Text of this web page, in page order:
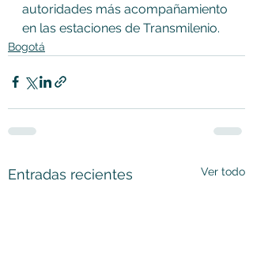
autoridades más acompañamiento
en las estaciones de Transmilenio.
Bogotá
Entradas recientes Ver todo